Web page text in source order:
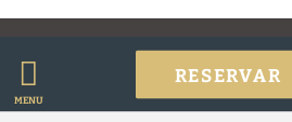
MENÚ
RESERVAR
Powered by Keytel